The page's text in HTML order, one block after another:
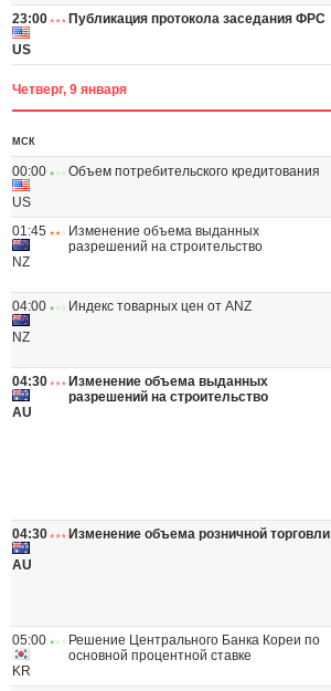
23:00
US
Публикация протокола заседания ФРС
Четверг, 9 января
МСК
00:00
US
Объем потребительского кредитования
01:45
NZ
Изменение объема выданных
разрешений на строительство
04:00
NZ
Индекс товарных цен от ANZ
04:30
AU
Изменение объема выданных
разрешений на строительство
04:30
AU
Изменение объема розничной торговли
05:00
KR
Решение Центрального Банка Кореи по
основной процентной ставке